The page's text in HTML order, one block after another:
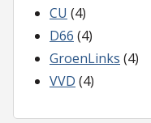
CU (4)
D66 (4)
GroenLinks (4)
VVD (4)